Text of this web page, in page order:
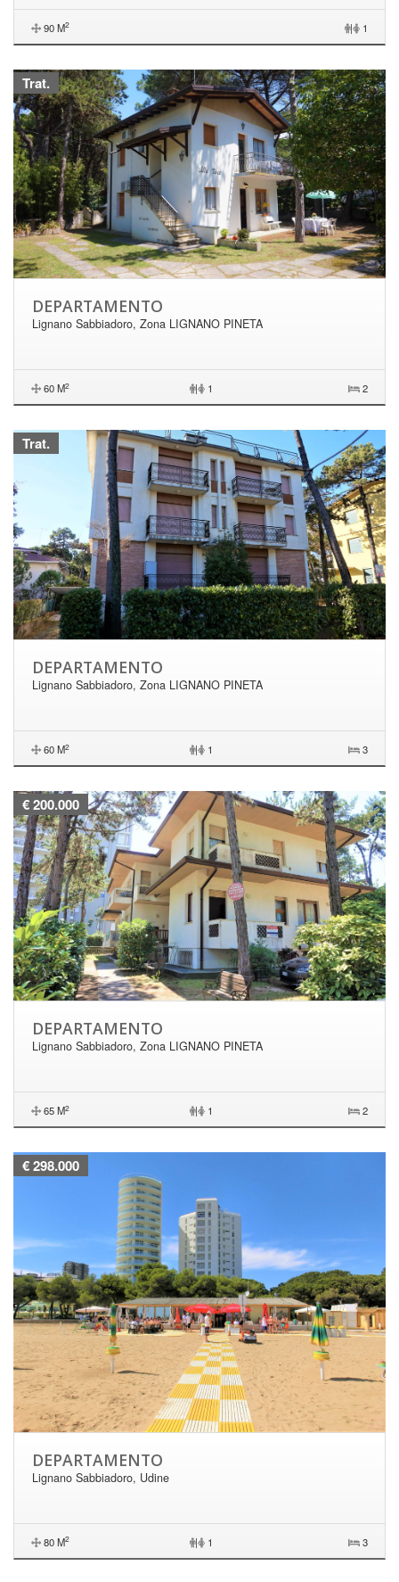
90 M2 | 1
Trat.
DEPARTAMENTO
Lignano Sabbiadoro, Zona LIGNANO PINETA
60 M2 | 1 2
Trat.
DEPARTAMENTO
Lignano Sabbiadoro, Zona LIGNANO PINETA
60 M2 | 1 3
€ 200.000
DEPARTAMENTO
Lignano Sabbiadoro, Zona LIGNANO PINETA
65 M2 | 1 2
€ 298.000
DEPARTAMENTO
Lignano Sabbiadoro, Udine
80 M2 | 1 3